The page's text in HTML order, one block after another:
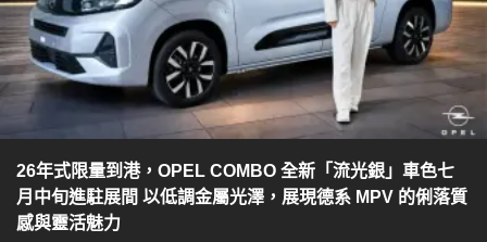
26年式限量到港，OPEL COMBO 全新「流光銀」車色七
月中旬進駐展間 以低調金屬光澤，展現德系 MPV 的俐落質
感與靈活魅力